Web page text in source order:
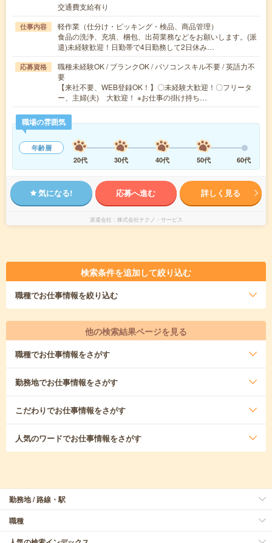
交通費支給有り
仕事内容
軽作業（仕分け・ピッキング・検品、商品管理）
食品の洗浄、充填、梱包、出荷業務などをお願いします。(派
遣)未経験歓迎！日勤帯で4日勤務して2日休み…
応募資格
職種未経験OK / ブランクOK / パソコンスキル不要 / 英語力不
要
【来社不要、WEB登録OK！】〇未経験大歓迎！〇フリータ
ー、主婦(夫) 大歓迎！ ※お仕事の掛け持ち…
職場の雰囲気
年齢層
20代
30代 40代 50代 60代
気になる! 応募へ進む 詳しく見る
派遣会社 株式会社テクノ・サービス
検索条件を追加して絞り込む
職種でお仕事情報を絞り込む
他の検索結果ページを見る
職種でお仕事情報をさがす
勤務地でお仕事情報をさがす
こだわりでお仕事情報をさがす
人気のワードでお仕事情報をさがす
勤務地 / 路線・駅
職種